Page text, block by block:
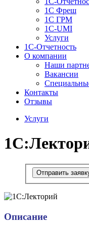
1С Фреш
1С ГРМ
1C-UMI
Услуги
1С-Отчетность
О компании
Наши
Вакансии
Контакты
Отзывы
Услуги
Отправить
Описание